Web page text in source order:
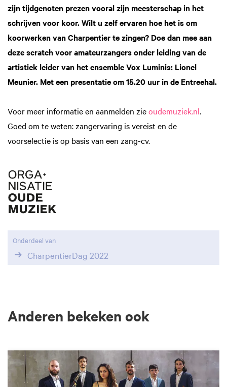
zijn tijdgenoten prezen vooral zijn meesterschap in het
schrijven voor koor. Wilt u zelf ervaren hoe het is om
koorwerken van Charpentier te zingen? Doe dan mee aan
deze scratch voor amateurzangers onder leiding van de
artistiek leider van het ensemble Vox Luminis: Lionel
Meunier. Met een presentatie om 15.20 uur in de Entreehal.
Voor meer informatie en aanmelden zieoudemuziek.nl.
Goed om te weten: zangervaring is vereist en de
voorselectie is op basis van een zang-cv.
Onderdeel van
CharpentierDag 2022
Anderen bekeken ook